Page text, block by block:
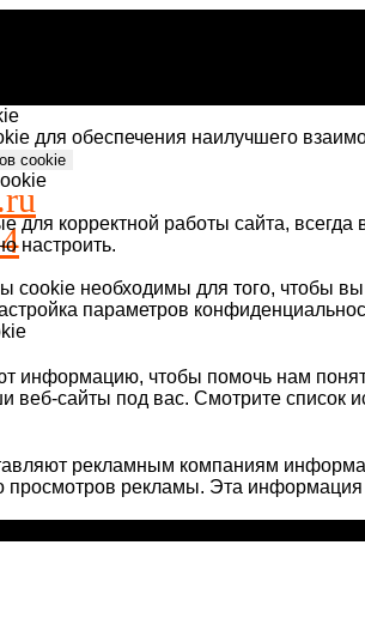
для обеспечения наилучшего
cookie
для корректной работы сайта, всегда
настроить.
cookie необходимы для того, чтобы
параметров
информацию, чтобы помочь нам
веб-сайты под вас. Смотрите список
рекламным компаниям
просмотров рекламы. Эта